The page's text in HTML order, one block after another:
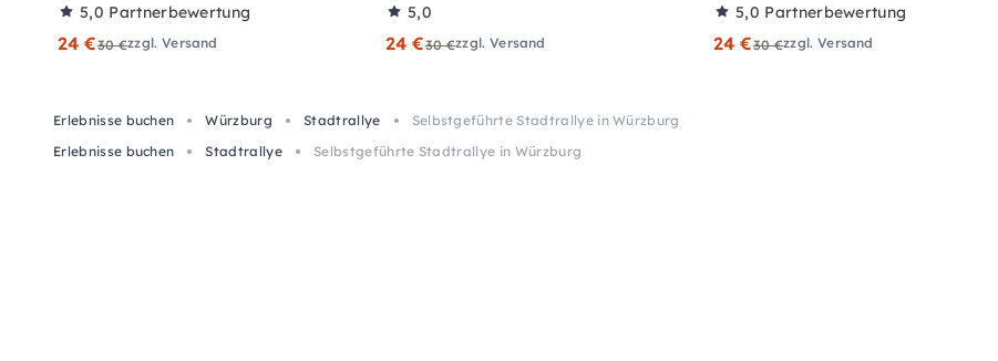
5,0 Partnerbewertung
24 €30 €zzgl. Versand
5,0
24 €30 €zzgl. Versand
5,0 Partnerbewertung
24 €30 €zzgl. Versand
Erlebnisse buchen Würzburg Stadtrallye
Selbstgeführte Stadtrallye in Würzburg
Erlebnisse buchen
Stadtrallye Selbstgeführte Stadtrallye in Würzburg